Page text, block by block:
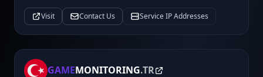
Visit Contact Us Service IP Addresses
GAMEMONITORING.TR